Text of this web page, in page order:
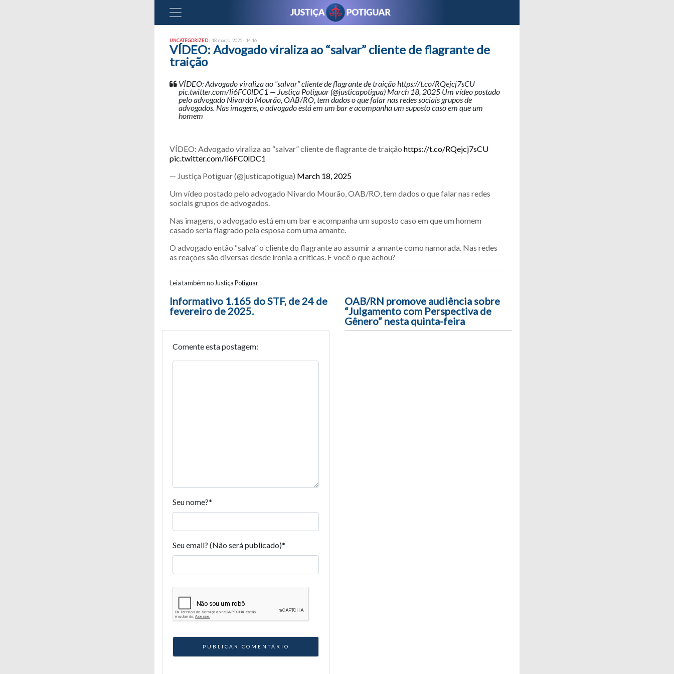
UNCATEGORIZED| 18 março, 2025 - 14:16
VÍDEO: Advogado viraliza ao “salvar” cliente de flagrante de
traição
VÍDEO: Advogado viraliza ao “salvar” cliente de flagrante de traição https://t.co/RQejcj7sCU
pic.twitter.com/li6FC0lDC1 — Justiça Potiguar (@justicapotigua) March 18, 2025 Um vídeo postado
pelo advogado Nivardo Mourão, OAB/RO, tem dados o que falar nas redes sociais grupos de
advogados. Nas imagens, o advogado está em um bar e acompanha um suposto caso em que um
homem
VÍDEO: Advogado viraliza ao “salvar” cliente de flagrante de traição https://t.co/RQejcj7sCU
pic.twitter.com/li6FC0lDC1
— Justiça Potiguar (@justicapotigua) March 18, 2025
Um vídeo postado pelo advogado Nivardo Mourão, OAB/RO, tem dados o que falar nas redes
sociais grupos de advogados.
Nas imagens, o advogado está em um bar e acompanha um suposto caso em que um homem
casado seria flagrado pela esposa com uma amante.
O advogado então “salva” o cliente do flagrante ao assumir a amante como namorada. Nas redes
as reações são diversas desde ironia a críticas. E você o que achou?
Leia também no Justiça Potiguar
Navegação entre posts
Informativo 1.165 do STF, de 24 de
fevereiro de 2025.
OAB/RN promove audiência sobre
“Julgamento com Perspectiva de
Gênero” nesta quinta-feira
Comente esta postagem:
Seu nome?*
Seu email? (Não será publicado)*